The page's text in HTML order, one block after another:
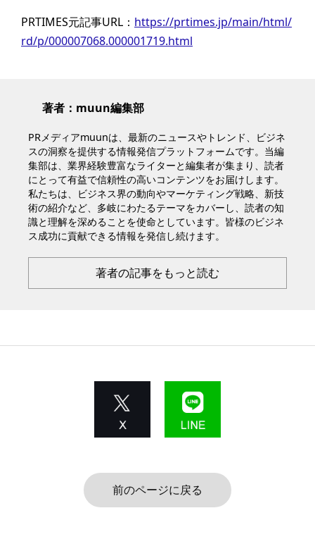
PRTIMES元記事URL： https://prtimes.jp/main/html/
rd/p/000007068.000001719.html
著者：muun編集部
PRメディアmuunは、最新のニュースやトレンド、ビジネ
スの洞察を提供する情報発信プラットフォームです。当編
集部は、業界経験豊富なライターと編集者が集まり、読者
にとって有益で信頼性の高いコンテンツをお届けします。
私たちは、ビジネス界の動向やマーケティング戦略、新技
術の紹介など、多岐にわたるテーマをカバーし、読者の知
識と理解を深めることを使命としています。皆様のビジネ
ス成功に貢献できる情報を発信し続けます。
著者の記事をもっと読む
前のページに戻る